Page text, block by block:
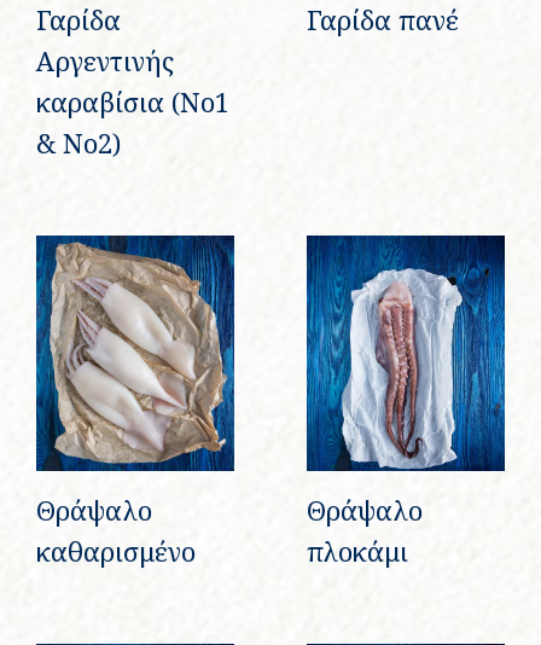
Γαρίδα
Αργεντινής
καραβίσια (Νο1
& Νο2)
Γαρίδα πανέ
Θράψαλο
καθαρισμένο
Θράψαλο
πλοκάμι